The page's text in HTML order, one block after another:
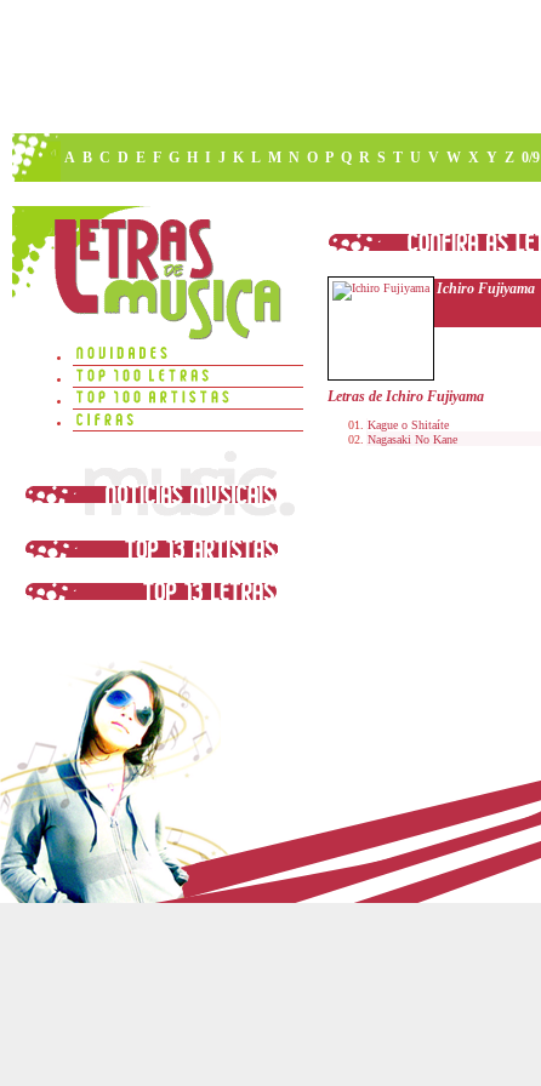
A B C D E F G H I J K L M N O P Q R S T U V W X Y Z 0/9
Ichiro Fujiyama
Letras de Ichiro Fujiyama
Kague o Shitaíte
Nagasaki No Kane